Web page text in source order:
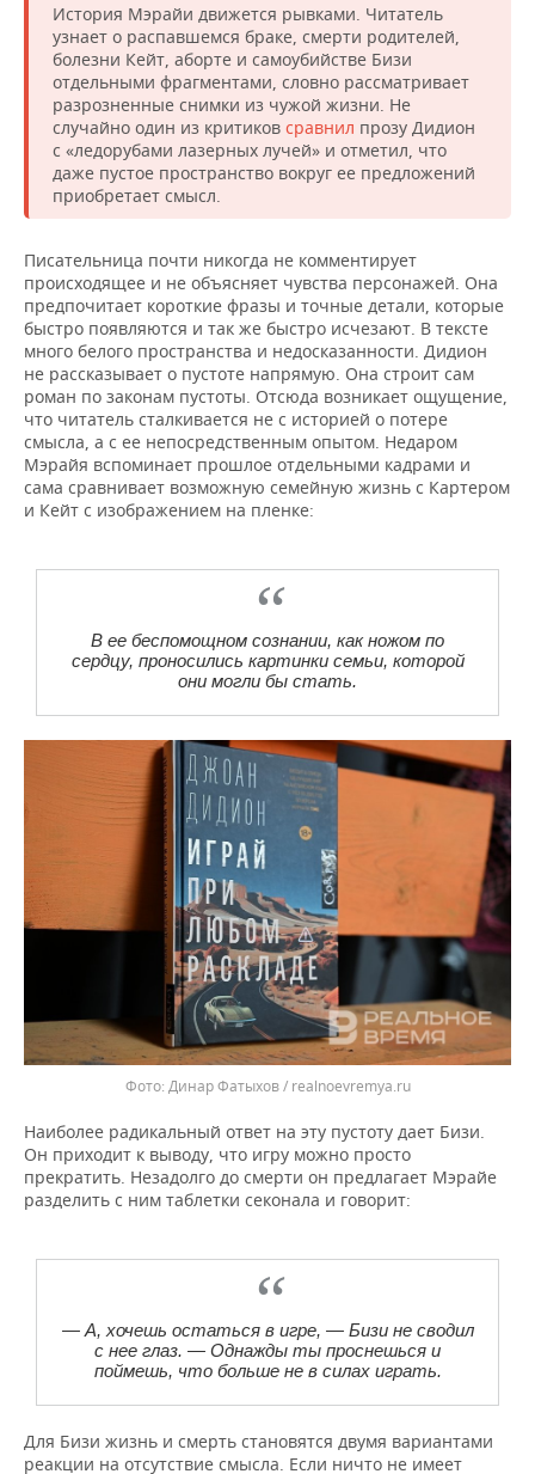
История Мэрайи движется рывками. Читатель
узнает о распавшемся браке, смерти родителей,
болезни Кейт, аборте и самоубийстве Бизи
отдельными фрагментами, словно рассматривает
разрозненные снимки из чужой жизни. Не
случайно один из критиков сравнил прозу Дидион
с «ледорубами лазерных лучей» и отметил, что
даже пустое пространство вокруг ее предложений
приобретает смысл.
Писательница почти никогда не комментирует
происходящее и не объясняет чувства персонажей. Она
предпочитает короткие фразы и точные детали, которые
быстро появляются и так же быстро исчезают. В тексте
много белого пространства и недосказанности. Дидион
не рассказывает о пустоте напрямую. Она строит сам
роман по законам пустоты. Отсюда возникает ощущение,
что читатель сталкивается не с историей о потере
смысла, а с ее непосредственным опытом. Недаром
Мэрайя вспоминает прошлое отдельными кадрами и
сама сравнивает возможную семейную жизнь с Картером
и Кейт с изображением на пленке:
В ее беспомощном сознании, как ножом по
сердцу, проносились картинки семьи, которой
они могли бы стать.
Динар Фатыхов / realnoevremya.ru
Наиболее радикальный ответ на эту пустоту дает Бизи.
Он приходит к выводу, что игру можно просто
прекратить. Незадолго до смерти он предлагает Мэрайе
разделить с ним таблетки секонала и говорит:
— А, хочешь остаться в игре, — Бизи не сводил
с нее глаз. — Однажды ты проснешься и
поймешь, что больше не в силах играть.
Для Бизи жизнь и смерть становятся двумя вариантами
реакции на отсутствие смысла. Если ничто не имеет